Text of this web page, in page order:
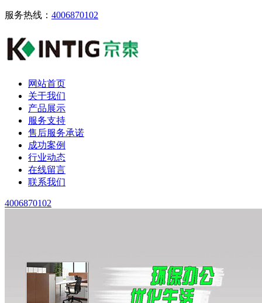
服务热线： 4006870102
网站首页
关于我们
产品展示
服务支持
售后服务承诺
成功案例
行业动态
在线留言
联系我们
4006870102